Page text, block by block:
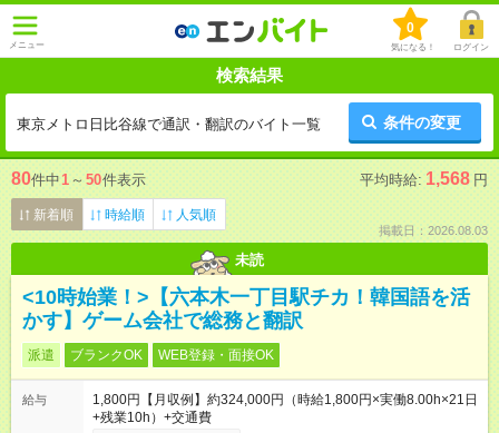
メニュー
0
気になる！ ログイン
検索結果
東京メトロ日比谷線で通訳・翻訳のバイト一覧 条件の変更
80件中1 ～ 50件表示 平均時給: 1,568 円
新着順 時給順 人気順
掲載日：2026.08.03
未読
<10時始業！>【六本木一丁目駅チカ！韓国語を活
かす】ゲーム会社で総務と翻訳
派遣 ブランクOK WEB登録・面接OK
給与
1,800円【月収例】約324,000円（時給1,800円×実働8.00h×21日
+残業10h）+交通費